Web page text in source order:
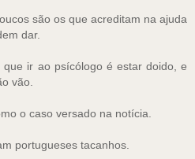
são os que acreditam na ajuda
dar.
que ir ao psícólogo é estar doido, e
vão.
o caso versado na notícia.
portugueses tacanhos.